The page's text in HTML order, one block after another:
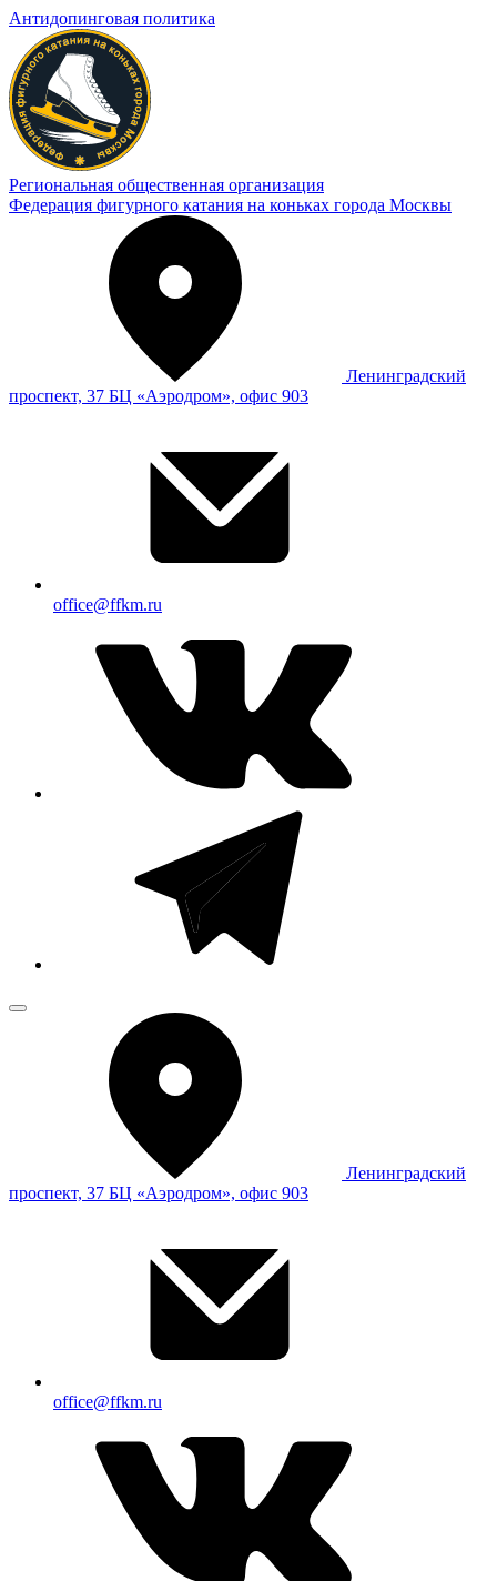
Антидопинговая политика
Региональная общественная организация
Федерация фигурного катания на коньках города Москвы
Ленинградский
проспект, 37 БЦ «Аэродром», офис 903
office@ffkm.ru
Ленинградский
проспект, 37 БЦ «Аэродром», офис 903
office@ffkm.ru